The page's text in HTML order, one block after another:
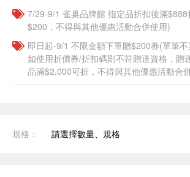
7/29-9/1 雀巢品牌館 指定品折扣後滿
$200，不得與其他優惠活動合併使用)
即日起-9/1 不限金額下單贈$200券(單筆
如使用折價券/折扣碼則不符贈送資格，贈
品滿$2,000可折，不得與其他優惠活動合
規格： 請選擇數量、規格